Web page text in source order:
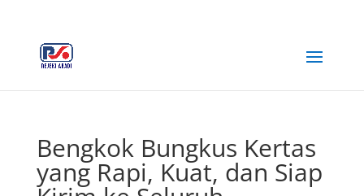
Bengkok Bungkus Kertas
yang Rapi, Kuat, dan Siap